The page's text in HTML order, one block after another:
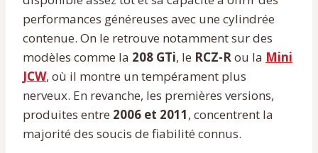
performances généreuses avec une cylindrée
contenue. On le retrouve notamment sur des
modèles comme la 208 GTi, le RCZ-Rou la Mini
JCW, où il montre un tempérament plus
nerveux. En revanche, les premières versions,
produites entre 2006 et 2011, concentrent la
majorité des soucis de fiabilité connus.